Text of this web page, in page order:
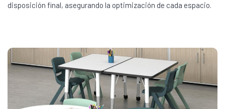
disposición final, asegurando la optimización de cada espacio.